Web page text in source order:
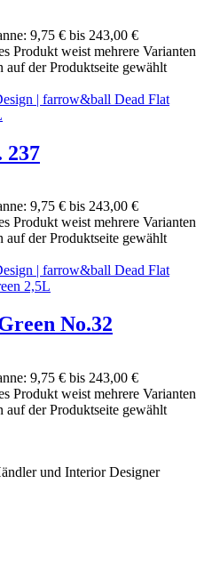
9,75 € bis 243,00 €
Produkt weist mehrere Varianten
der Produktseite gewählt
237
9,75 € bis 243,00 €
Produkt weist mehrere Varianten
der Produktseite gewählt
No.32
9,75 € bis 243,00 €
Produkt weist mehrere Varianten
der Produktseite gewählt
und Interior Designer